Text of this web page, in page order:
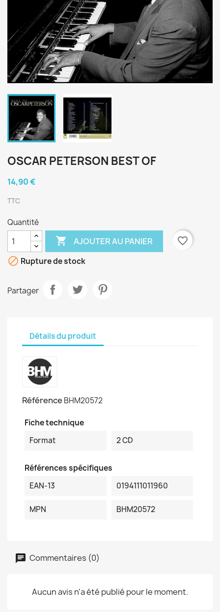
OSCAR PETERSON BEST OF
14,90 €
TTC
Quantité
 AJOUTER AU PANIER
favorite_border
 Rupture de stock
Partager
Détails du produit
Référence BHM20572
Fiche technique
Format
2 CD
Références spécifiques
EAN-13
0194111011960
MPN BHM20572
Commentaires (0)
Aucun avis n'a été publié pour le moment.